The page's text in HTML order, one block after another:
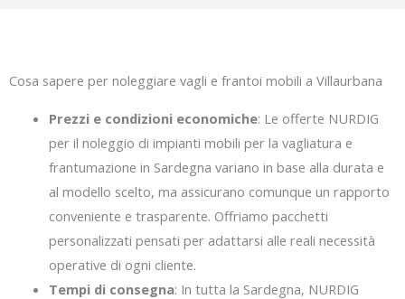
Cosa sapere per noleggiare vagli e frantoi mobili a Villaurbana
Prezzi e condizioni economiche: Le offerte NURDIG
per il noleggio di impianti mobili per la vagliatura e
frantumazione in Sardegna variano in base alla durata e
al modello scelto, ma assicurano comunque un rapporto
conveniente e trasparente. Offriamo pacchetti
personalizzati pensati per adattarsi alle reali necessità
operative di ogni cliente.
Tempi di consegna: In tutta la Sardegna, NURDIG